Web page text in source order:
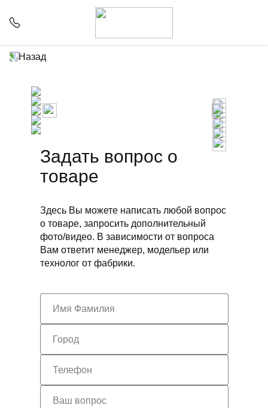
Назад
Задать вопрос о
товаре
Здесь Вы можете написать любой вопрос
о товаре, запросить дополнительный
фото/видео. В зависимости от вопроса
Вам ответит менеджер, модельер или
технолог от фабрики.